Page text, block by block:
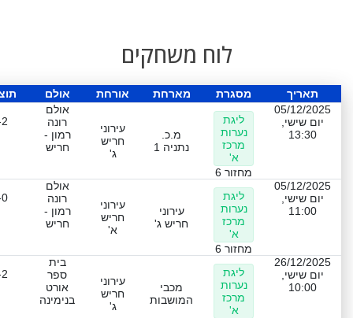
לוח משחקים
תאריך מסגרת מארחת אורחת אולם
05/12/2025
יום שישי,
13:30
ליגת
נערות
מרכז
א'
מחזור 6
מ.כ.
נתניה 1
עירוני
חריש
ג'
אולם
רונה
רמון -
חריש
05/12/2025
יום שישי,
11:00
ליגת
נערות
מרכז
א'
מחזור 6
עירוני
חריש ג'
עירוני
חריש
א'
אולם
רונה
רמון -
חריש
26/12/2025
יום שישי,
10:00
ליגת
נערות
מרכז
א'
מכבי
המושבות
עירוני
חריש
ג'
בית
ספר
אורט
בנימינה